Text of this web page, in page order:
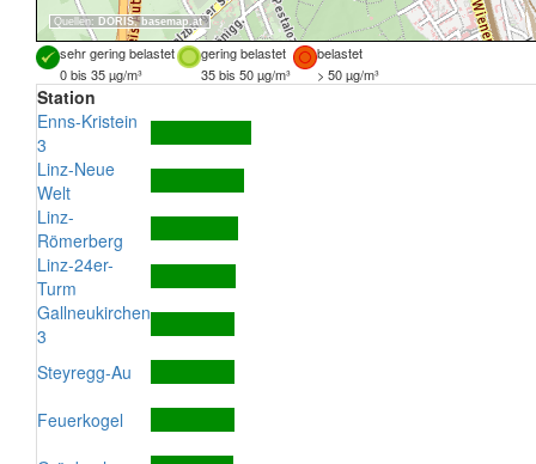
Quellen: DORIS, basemap.at
sehr gering belastet gering belastet
belastet
0 bis 35 µg/m³
35 bis 50 µg/m³ > 50 µg/m³
Station
Enns-Kristein
3
Linz-Neue
Welt
Linz-
Römerberg
Linz-24er-
Turm
Gallneukirchen
3
Steyregg-Au
Feuerkogel